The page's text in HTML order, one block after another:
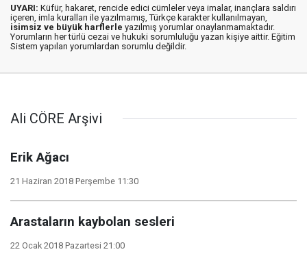
UYARI: Küfür, hakaret, rencide edici cümleler veya imalar, inançlara saldırı
içeren, imla kuralları ile yazılmamış, Türkçe karakter kullanılmayan,
isimsiz ve büyük harflerle yazılmış yorumlar onaylanmamaktadır.
Yorumların her türlü cezai ve hukuki sorumluluğu yazan kişiye aittir. Eğitim
Sistem yapılan yorumlardan sorumlu değildir.
Ali CÖRE Arşivi
Erik Ağacı
21 Haziran 2018 Perşembe 11:30
Arastaların kaybolan sesleri
22 Ocak 2018 Pazartesi 21:00